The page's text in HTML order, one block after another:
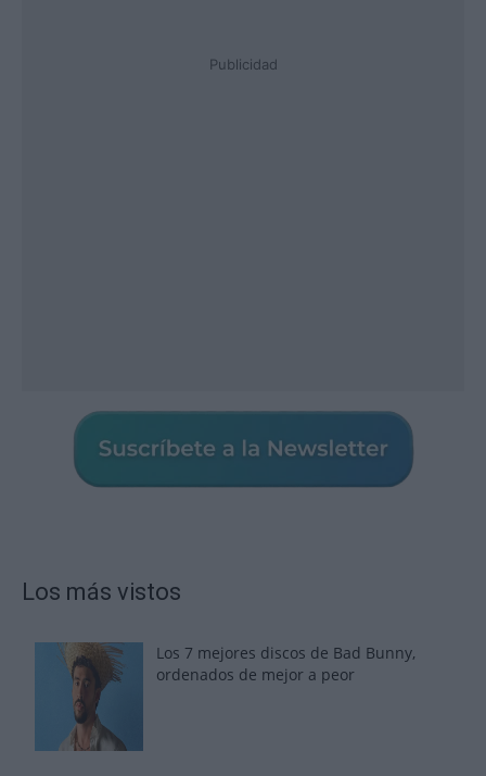
Publicidad
Los más vistos
Los 7 mejores discos de Bad Bunny,
ordenados de mejor a peor